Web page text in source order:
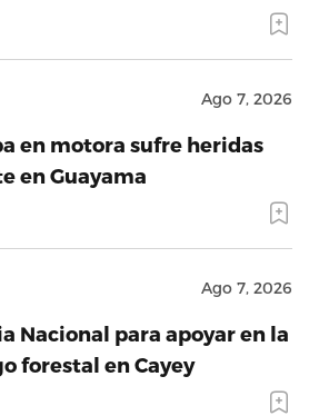
Ago 7, 2026
en motora sufre heridas
en Guayama
Ago 7, 2026
Nacional para apoyar en la
forestal en Cayey